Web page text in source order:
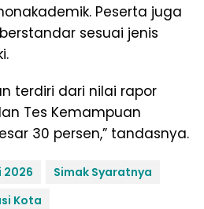
Peserta juga
sesuai jenis
terdiri dari nilai rapor
Tes Kemampuan
30 persen,” tandasnya.
2026
Simak Syaratnya
Kota